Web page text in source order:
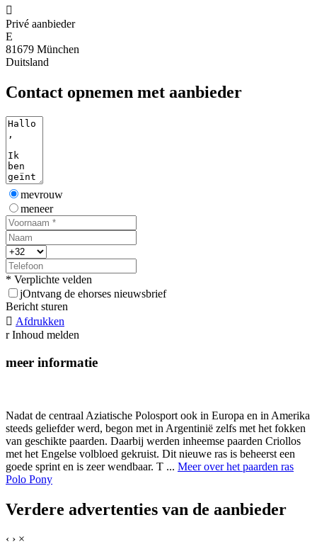

Privé aanbieder
E
81679 München
Duitsland
Contact opnemen met aanbieder
mevrouw
meneer
* Verplichte velden
jOntvang de ehorses nieuwsbrief
Bericht sturen
 Afdrukken
r Inhoud melden
meer informatie
Nadat de centraal Aziatische Polosport ook in Europa en in Amerika
steeds geliefder werd, begon met in Argentinië zelfs met het fokken
van geschikte paarden. Daarbij werden inheemse paarden Criollos
met het Engelse volbloed gekruist. Dit nieuwe ras is beheerst een
goede sprint en is zeer wendbaar. T ... Meer over het paarden ras
Polo Pony
Verdere advertenties van de aanbieder
‹ › ×